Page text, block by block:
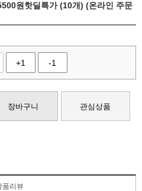
원핫딜특가 (10개) (온라인 주문
+1 -1
장바구니 관심상품
품리뷰